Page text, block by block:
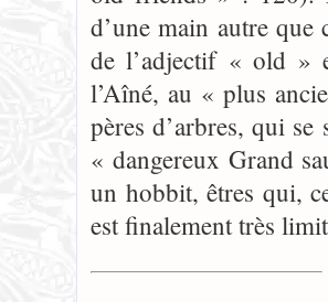
d’une main autre
de l’adjectif « old »
l’Aîné, au « plus
pères d’arbres, qui
« dangereux Grand
un hobbit, êtres qui,
est finalement très